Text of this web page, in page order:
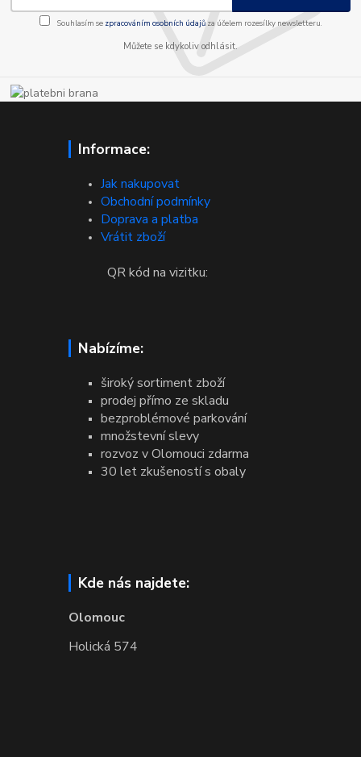
Souhlasím se zpracováním osobních údajůza účelem rozesílky newsletteru.
Můžete se kdykoliv odhlásit.
Informace:
Jak nakupovat
Obchodní podmínky
Doprava a platba
Vrátit zboží
QR kód na vizitku:
Nabízíme:
široký sortiment zboží
prodej přímo ze skladu
bezproblémové parkování
množstevní slevy
rozvoz v Olomouci zdarma
30 let zkušeností s obaly
Kde nás najdete:
Olomouc
Holická 574